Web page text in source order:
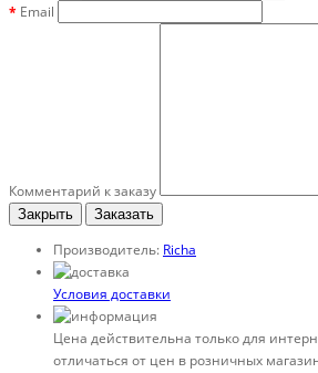
Email
Комментарий к заказу
Закрыть Заказать
Производитель: Richa
Условия доставки
Цена действительна только для
отличаться от цен в розничных